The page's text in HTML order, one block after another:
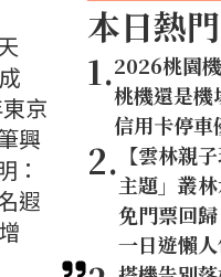
京
興
：
遐
本日熱門
1.2026桃園
桃機還是機
信用卡停車
2. 【雲林親
主題」叢
免門票回
一日遊懶人